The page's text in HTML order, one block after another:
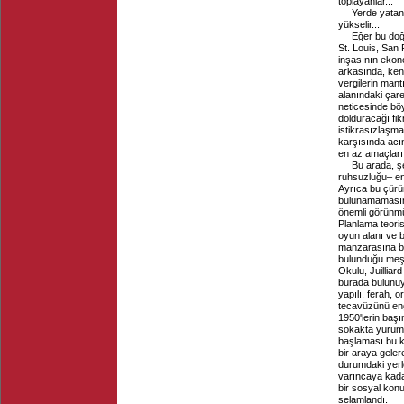
Yerde
yükselir...
Eğer bu
St. Louis, San
inşasının
arkasında,
vergilerin
alanındaki
neticesinde
dolduracağı
karşısında
en az
Bu arada,
ruhsuzluğu–
Ayrıca bu
önemli
Planlama
oyun alanı ve
manzarasına
bulunduğu
Okulu,
burada
yapılı, ferah,
tecavüzünü
1950'lerin
sokakta
başlaması bu
bir araya
durumdaki
varıncaya
bir sosyal
selamlandı.